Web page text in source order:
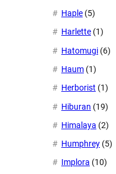
Haple (5)
Harlette (1)
Hatomugi (6)
Haum (1)
Herborist (1)
Hiburan (19)
Himalaya (2)
Humphrey (5)
Implora (10)